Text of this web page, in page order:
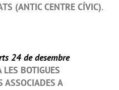
(ANTIC CENTRE CÍVIC).
24 de desembre
BOTIGUES
ASSOCIADES A